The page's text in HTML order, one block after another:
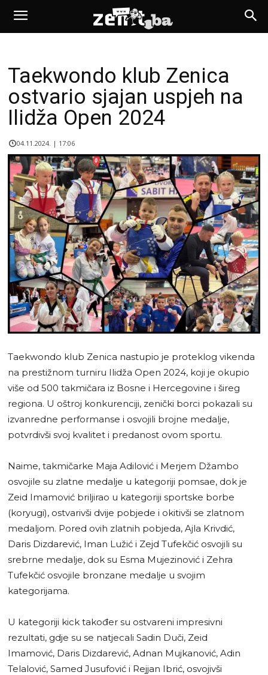
Taekwondo klub Zenica
ostvario sjajan uspjeh na
Ilidža Open 2024
04.11.2024. | 17:06
Taekwondo klub Zenica nastupio je proteklog vikenda
na prestižnom turniru Ilidža Open 2024, koji je okupio
više od 500 takmičara iz Bosne i Hercegovine i šireg
regiona. U oštroj konkurenciji, zenički borci pokazali su
izvanredne performanse i osvojili brojne medalje,
potvrdivši svoj kvalitet i predanost ovom sportu.
Naime, takmičarke Maja Adilović i Merjem Džambo
osvojile su zlatne medalje u kategoriji pomsae, dok je
Zeid Imamović briljirao u kategoriji sportske borbe
(koryugi), ostvarivši dvije pobjede i okitivši se zlatnom
medaljom. Pored ovih zlatnih pobjeda, Ajla Krivdić,
Daris Dizdarević, Iman Lužić i Zejd Tufekčić osvojili su
srebrne medalje, dok su Esma Mujezinović i Zehra
Tufekčić osvojile bronzane medalje u svojim
kategorijama.
U kategoriji kick također su ostvareni impresivni
rezultati, gdje su se natjecali Sadin Duči, Zeid
Imamović, Daris Dizdarević, Adnan Mujkanović, Adin
Telalović, Samed Jusufović i Rejjan Ibrić, osvojivši